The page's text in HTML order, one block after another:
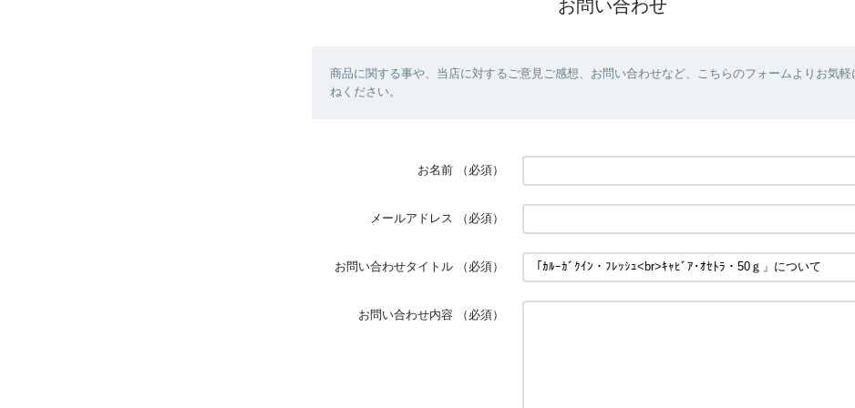
お問い合わせ
商品に関する事や、当店に対するご意見ご感想、お問い合わせなど、こちらのフォームよりお気軽
ねください。
お名前 （必須）
メールアドレス （必須）
お問い合わせタイトル （必須）
お問い合わせ内容 （必須）